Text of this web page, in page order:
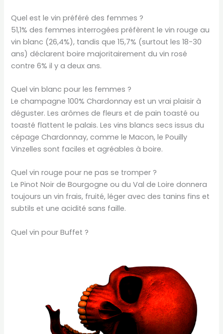
Quel est le vin préféré des femmes ?
51,1% des femmes interrogées préfèrent le vin rouge au
vin blanc (26,4%), tandis que 15,7% (surtout les 18-30
ans) déclarent boire majoritairement du vin rosé
contre 6% il y a deux ans.
Quel vin blanc pour les femmes ?
Le champagne 100% Chardonnay est un vrai plaisir à
déguster. Les arômes de fleurs et de pain toasté ou
toasté flattent le palais. Les vins blancs secs issus du
cépage Chardonnay, comme le Macon, le Pouilly
Vinzelles sont faciles et agréables à boire.
Quel vin rouge pour ne pas se tromper ?
Le Pinot Noir de Bourgogne ou du Val de Loire donnera
toujours un vin frais, fruité, léger avec des tanins fins et
subtils et une acidité sans faille.
Quel vin pour Buffet ?